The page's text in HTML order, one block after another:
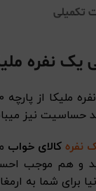
تکمیلی
نفره
ملیکا
حساسیت نیز
نفره کالای خواب
و هم موجب
برای شما به